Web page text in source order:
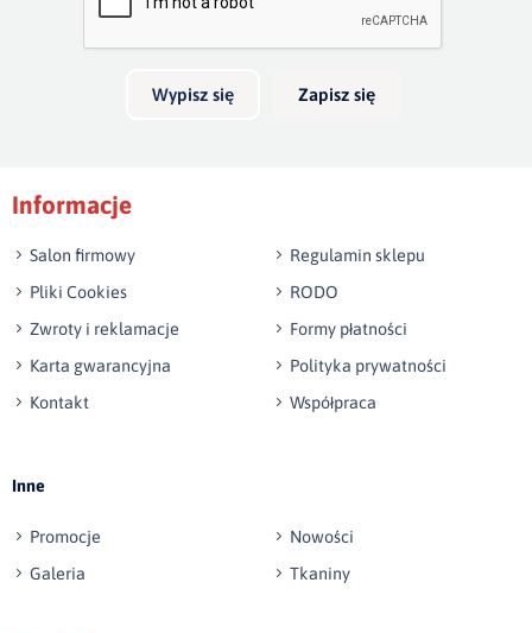
wysokość dolnej
poprzeczki: ok. 28
Twoja opinia o produkcie
Wyślij opinię
Wypisz się Zapisz się
Informacje
Salon firmowy
Regulamin sklepu
Pliki Cookies
RODO
Zwroty i reklamacje
Formy płatności
Karta gwarancyjna
Polityka prywatności
Kontakt
Współpraca
Inne
Promocje
Nowości
Galeria
Tkaniny